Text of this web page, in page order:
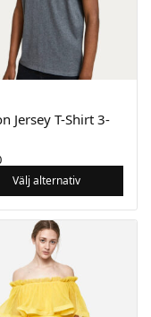
Jersey T-Shirt 3-
Välj alternativ